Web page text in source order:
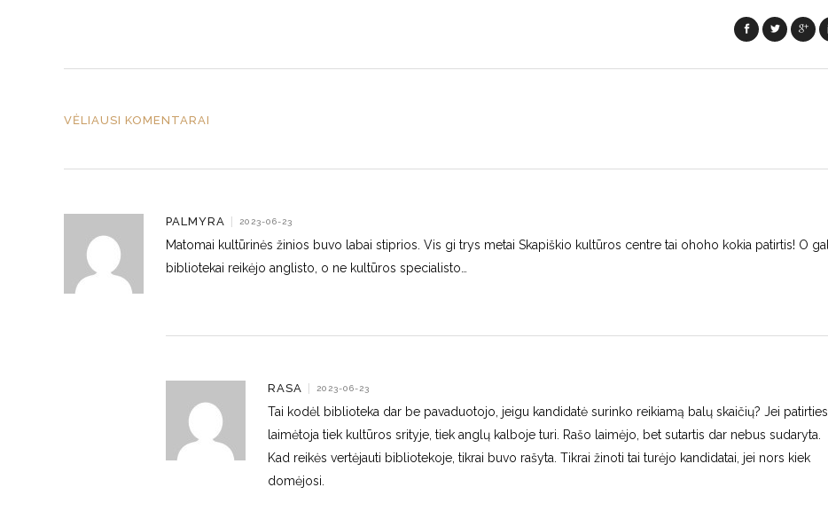
VĖLIAUSI KOMENTARAI
PALMYRA | 2023-06-23
Matomai kultūrinės žinios buvo labai stiprios. Vis gi trys metai Skapiškio kultūros centre tai ohoho kokia patirtis! O gal
bibliotekai reikėjo anglisto, o ne kultūros specialisto…
RASA | 2023-06-23
Tai kodėl biblioteka dar be pavaduotojo, jeigu kandidatė surinko reikiamą balų skaičių? Jei patirties
laimėtoja tiek kultūros srityje, tiek anglų kalboje turi. Rašo laimėjo, bet sutartis dar nebus sudaryta.
Kad reikės vertėjauti bibliotekoje, tikrai buvo rašyta. Tikrai žinoti tai turėjo kandidatai, jei nors kiek
domėjosi.